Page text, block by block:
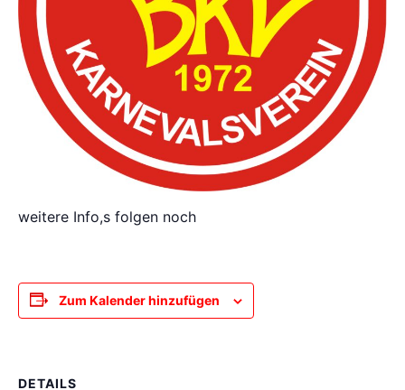
weitere Info,s folgen noch
Zum Kalender hinzufügen
DETAILS